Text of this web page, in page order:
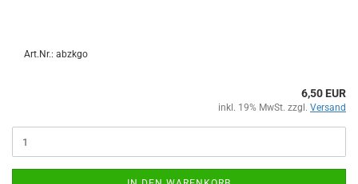
Art.Nr.: abzkgo
6,50 EUR
inkl. 19% MwSt. zzgl. Versand